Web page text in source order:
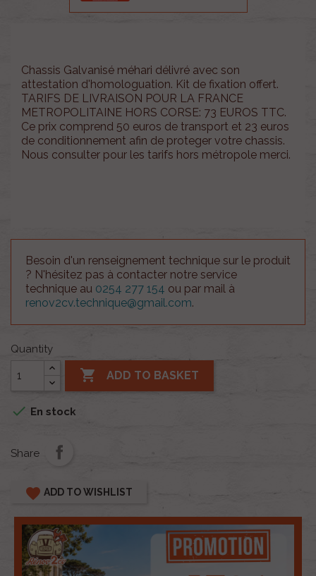
Chassis Galvanisé méhari délivré avec son
attestation d'homologuation. Kit de fixation offert.
TARIFS DE LIVRAISON POUR LA FRANCE
METROPOLITAINE HORS CORSE: 73 EUROS TTC.
Ce prix comprend 50 euros de transport et 23 euros
de conditionnement afin de proteger votre chassis.
Nous consulter pour les tarifs hors métropole merci.
Besoin d'un renseignement technique sur le produit
? N'hésitez pas à contacter notre service
technique au 0254 277 154 ou par mail à
renov2cv.technique@gmail.com.
Quantity
 ADD TO BASKET
 En stock
Share
favorite ADD TO WISHLIST